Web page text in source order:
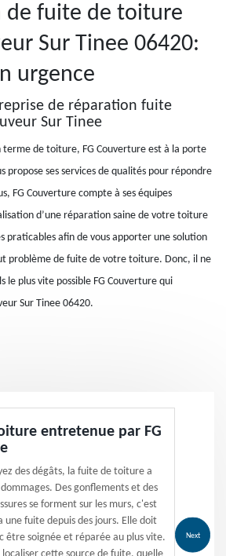
de fuite de toiture
Sur Tinee 06420:
urgence
de réparation fuite
Sur Tinee
terme de toiture, FG Couverture est à la porte
propose ses services de qualités pour répondre
FG Couverture compte à ses équipes
d’une réparation saine de votre toiture
praticables afin de vous apporter une solution
problème de fuite de votre toiture. Donc, il ne
le plus vite possible FG Couverture qui
Sur Tinee 06420.
entretenue par FG
des dégâts, la fuite de toiture a
Des gonflements et des
se forment sur les murs, c'est
une fuite depuis des jours. Elle doit
être soignée et réparée au plus vite.
Next